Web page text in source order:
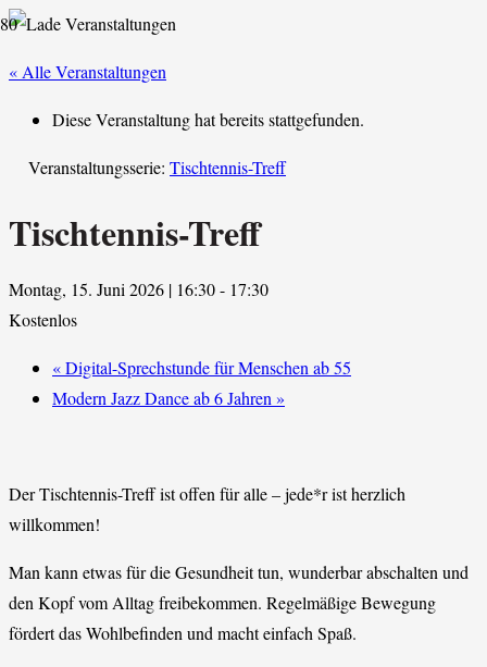
« Alle Veranstaltungen
Diese Veranstaltung hat bereits stattgefunden.
Veranstaltungsserie: Tischtennis-Treff
Tischtennis-Treff
Montag, 15. Juni 2026 | 16:30- 17:30
Kostenlos
«Digital-Sprechstunde für Menschen ab 55
Modern Jazz Dance ab 6 Jahren »
Der Tischtennis-Treff ist offen für alle – jede*r ist herzlich
willkommen!
Man kann etwas für die Gesundheit tun, wunderbar abschalten und
den Kopf vom Alltag freibekommen. Regelmäßige Bewegung
fördert das Wohlbefinden und macht einfach Spaß.